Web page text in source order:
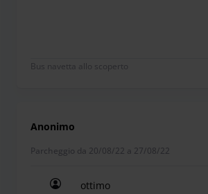
Bus navetta allo scoperto
Anonimo
Parcheggio da 20/08/22 a 27/08/22
ottimo